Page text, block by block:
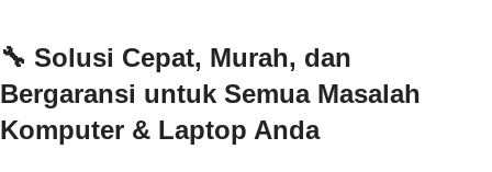
🔧 Solusi Cepat, Murah, dan
Bergaransi untuk Semua Masalah
Komputer & Laptop Anda